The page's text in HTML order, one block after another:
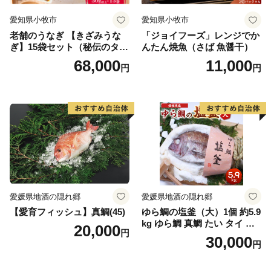
愛知県小牧市
老舗のうなぎ 【きざみうな
ぎ】15袋セット（秘伝のタレ
68,000円
愛知県小牧市
「ジョイフーズ」レンジでか
んたん焼魚（さば 魚醤干）
11,000円
愛媛県地酒の隠れ郷
【愛育フィッシュ】真鯛(45)
20,000円
愛媛県地酒の隠れ郷
ゆら鯛の塩釜（大）1個 約5.9
kg ゆら鯛 真鯛 たい タイ 鯛
塩釜焼き 塩釜 魚 魚介類 海鮮
祝い事 お祝い ハレの日 食品
30,000円